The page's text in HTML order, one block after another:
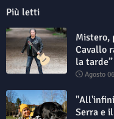
Più letti
Mistero,
Cavallo
la tarde”
Agosto
Serra e